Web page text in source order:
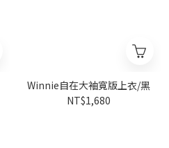
Winnie自在大袖寬版上衣/黑
NT$1,680